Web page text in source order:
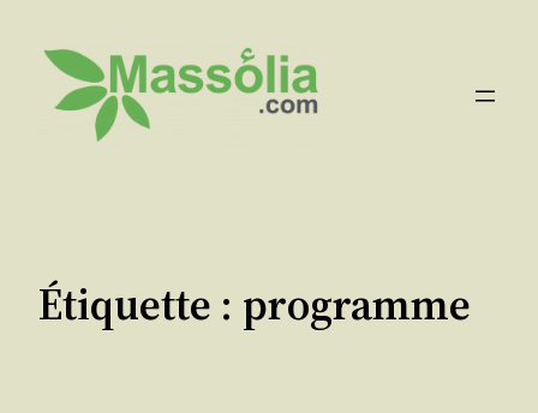
contenu
Étiquette : programme